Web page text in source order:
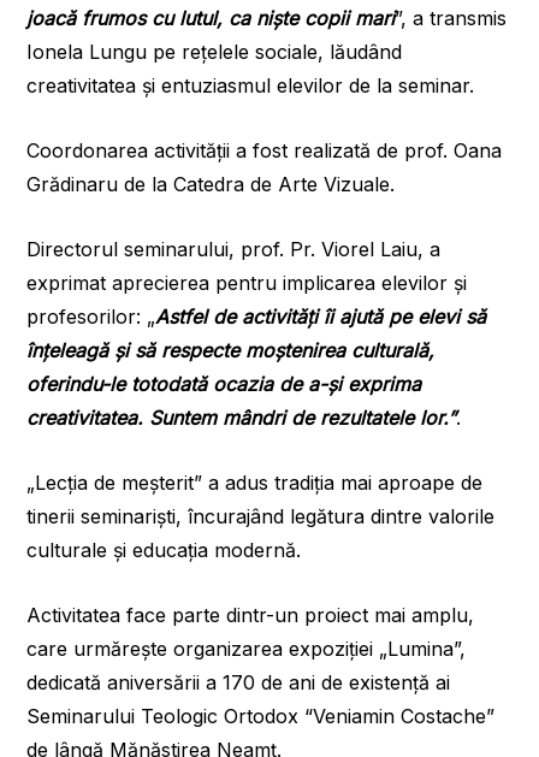
joacă frumos cu lutul, ca niște copii mari”, a transmis
Ionela Lungu pe rețelele sociale, lăudând
creativitatea și entuziasmul elevilor de la seminar.
Coordonarea activității a fost realizată de prof. Oana
Grădinaru de la Catedra de Arte Vizuale.
Directorul seminarului, prof. Pr. Viorel Laiu, a
exprimat aprecierea pentru implicarea elevilor și
profesorilor: „Astfel de activități îi ajută pe elevi să
înțeleagă și să respecte moștenirea culturală,
oferindu-le totodată ocazia de a-și exprima
creativitatea. Suntem mândri de rezultatele lor.”.
„Lecția de meșterit” a adus tradiția mai aproape de
tinerii seminariști, încurajând legătura dintre valorile
culturale și educația modernă.
Activitatea face parte dintr-un proiect mai amplu,
care urmărește organizarea expoziției „Lumina”,
dedicată aniversării a 170 de ani de existență ai
Seminarului Teologic Ortodox “Veniamin Costache”
de lângă Mănăstirea Neamț.